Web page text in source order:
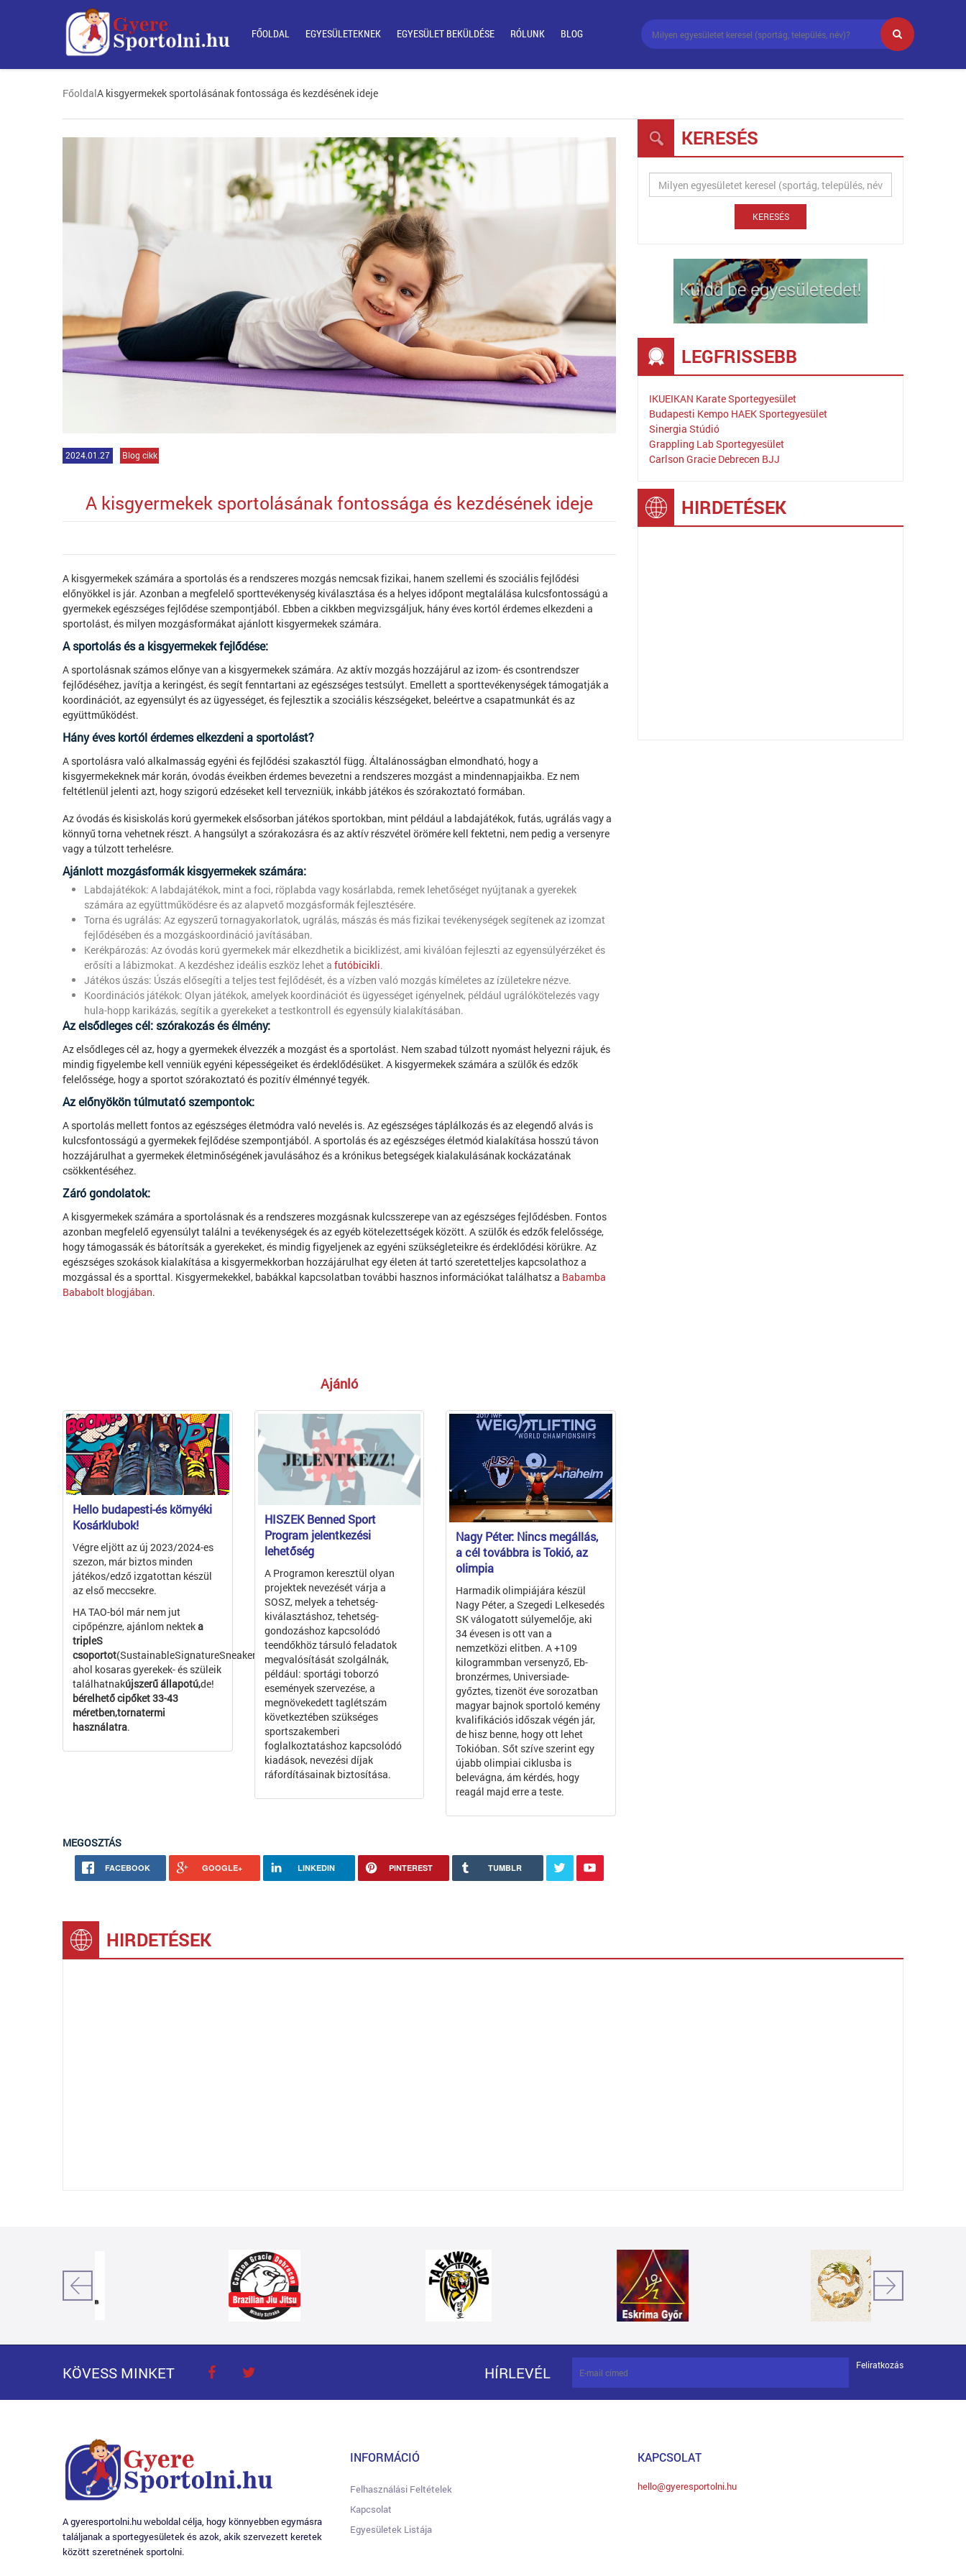
FŐOLDAL EGYESÜLETEKNEK EGYESÜLET BEKÜLDÉSE RÓLUNK BLOG
FőoldalA kisgyermekek sportolásának fontossága és kezdésének ideje
2024.01.27 Blog cikk
A kisgyermekek sportolásának fontossága és kezdésének ideje
A kisgyermekek számára a sportolás és a rendszeres mozgás nemcsak fizikai, hanem szellemi és szociális fejlődési
előnyökkel is jár. Azonban a megfelelő sporttevékenység kiválasztása és a helyes időpont megtalálása kulcsfontosságú a
gyermekek egészséges fejlődése szempontjából. Ebben a cikkben megvizsgáljuk, hány éves kortól érdemes elkezdeni a
sportolást, és milyen mozgásformákat ajánlott kisgyermekek számára.
A sportolás és a kisgyermekek fejlődése:
A sportolásnak számos előnye van a kisgyermekek számára. Az aktív mozgás hozzájárul az izom- és csontrendszer
fejlődéséhez, javítja a keringést, és segít fenntartani az egészséges testsúlyt. Emellett a sporttevékenységek támogatják a
koordinációt, az egyensúlyt és az ügyességet, és fejlesztik a szociális készségeket, beleértve a csapatmunkát és az
együttműködést.
Hány éves kortól érdemes elkezdeni a sportolást?
A sportolásra való alkalmasság egyéni és fejlődési szakasztól függ. Általánosságban elmondható, hogy a
kisgyermekeknek már korán, óvodás éveikben érdemes bevezetni a rendszeres mozgást a mindennapjaikba. Ez nem
feltétlenül jelenti azt, hogy szigorú edzéseket kell tervezniük, inkább játékos és szórakoztató formában.
Az óvodás és kisiskolás korú gyermekek elsősorban játékos sportokban, mint például a labdajátékok, futás, ugrálás vagy a
könnyű torna vehetnek részt. A hangsúlyt a szórakozásra és az aktív részvétel örömére kell fektetni, nem pedig a versenyre
vagy a túlzott terhelésre.
Ajánlott mozgásformák kisgyermekek számára:
Labdajátékok: A labdajátékok, mint a foci, röplabda vagy kosárlabda, remek lehetőséget nyújtanak a gyerekek
számára az együttműködésre és az alapvető mozgásformák fejlesztésére.
Torna és ugrálás: Az egyszerű tornagyakorlatok, ugrálás, mászás és más fizikai tevékenységek segítenek az izomzat
fejlődésében és a mozgáskoordináció javításában.
Kerékpározás: Az óvodás korú gyermekek már elkezdhetik a biciklizést, ami kiválóan fejleszti az egyensúlyérzéket és
erősíti a lábizmokat. A kezdéshez ideális eszköz lehet a futóbicikli.
Játékos úszás: Úszás elősegíti a teljes test fejlődését, és a vízben való mozgás kíméletes az ízületekre nézve.
Koordinációs játékok: Olyan játékok, amelyek koordinációt és ügyességet igényelnek, például ugrálókötelezés vagy
hula-hopp karikázás, segítik a gyerekeket a testkontroll és egyensúly kialakításában.
Az elsődleges cél: szórakozás és élmény:
Az elsődleges cél az, hogy a gyermekek élvezzék a mozgást és a sportolást. Nem szabad túlzott nyomást helyezni rájuk, és
mindig figyelembe kell venniük egyéni képességeiket és érdeklődésüket. A kisgyermekek számára a szülők és edzők
felelőssége, hogy a sportot szórakoztató és pozitív élménnyé tegyék.
Az előnyökön túlmutató szempontok:
A sportolás mellett fontos az egészséges életmódra való nevelés is. Az egészséges táplálkozás és az elegendő alvás is
kulcsfontosságú a gyermekek fejlődése szempontjából. A sportolás és az egészséges életmód kialakítása hosszú távon
hozzájárulhat a gyermekek életminőségének javulásához és a krónikus betegségek kialakulásának kockázatának
csökkentéséhez.
Záró gondolatok:
A kisgyermekek számára a sportolásnak és a rendszeres mozgásnak kulcsszerepe van az egészséges fejlődésben. Fontos
azonban megfelelő egyensúlyt találni a tevékenységek és az egyéb kötelezettségek között. A szülők és edzők felelőssége,
hogy támogassák és bátorítsák a gyerekeket, és mindig figyeljenek az egyéni szükségleteikre és érdeklődési körükre. Az
egészséges szokások kialakítása a kisgyermekkorban hozzájárulhat egy életen át tartó szeretetteljes kapcsolathoz a
mozgással és a sporttal. Kisgyermekekkel, babákkal kapcsolatban további hasznos információkat találhatsz a Babamba
Bababolt blogjában.
Ajánló
Hello budapesti-és környéki
Kosárklubok!
Végre eljött az új 2023/2024-es
szezon, már biztos minden
játékos/edző izgatottan készül
az első meccsekre.
HA TAO-ból már nem jut
cipőpénzre, ajánlom nekteka
tripleS
csoportot(SustainableSignatureSneakers),
ahol kosaras gyerekek- és szüleik
találhatnakújszerű állapotú,de!
bérelhető cipőket 33-43
méretben,tornatermi
használatra.
HISZEK Benned Sport
Program jelentkezési
lehetőség
A Programon keresztül olyan
projektek nevezését várja a
SOSZ, melyek a tehetség-
kiválasztáshoz, tehetség-
gondozáshoz kapcsolódó
teendőkhöz társuló feladatok
megvalósítását szolgálnák,
például: sportági toborzó
események szervezése, a
megnövekedett taglétszám
következtében szükséges
sportszakemberi
foglalkoztatáshoz kapcsolódó
kiadások, nevezési díjak
ráfordításainak biztosítása.
Nagy Péter: Nincs megállás,
a cél továbbra is Tokió, az
olimpia
Harmadik olimpiájára készül
Nagy Péter, a Szegedi Lelkesedés
SK válogatott súlyemelője, aki
34 évesen is ott van a
nemzetközi elitben. A +109
kilogrammban versenyző, Eb-
bronzérmes, Universiade-
győztes, tizenöt éve sorozatban
magyar bajnok sportoló kemény
kvalifikációs időszak végén jár,
de hisz benne, hogy ott lehet
Tokióban. Sőt szíve szerint egy
újabb olimpiai ciklusba is
belevágna, ám kérdés, hogy
reagál majd erre a teste.
MEGOSZTÁS
FACEBOOK GOOGLE+ LINKEDIN PINTEREST TUMBLR
KERESÉS
LEGFRISSEBB
IKUEIKAN Karate Sportegyesület
Budapesti Kempo HAEK Sportegyesület
Sinergia Stúdió
Grappling Lab Sportegyesület
Carlson Gracie Debrecen BJJ
HIRDETÉSEK
HIRDETÉSEK
KÖVESS MINKET HÍRLEVÉL Feliratkozás
A gyeresportolni.hu weboldal célja, hogy könnyebben egymásra
találjanak a sportegyesületek és azok, akik szervezett keretek
között szeretnének sportolni.
INFORMÁCIÓ
Felhasználási Feltételek
Kapcsolat
Egyesületek Listája
KAPCSOLAT
hello@gyeresportolni.hu